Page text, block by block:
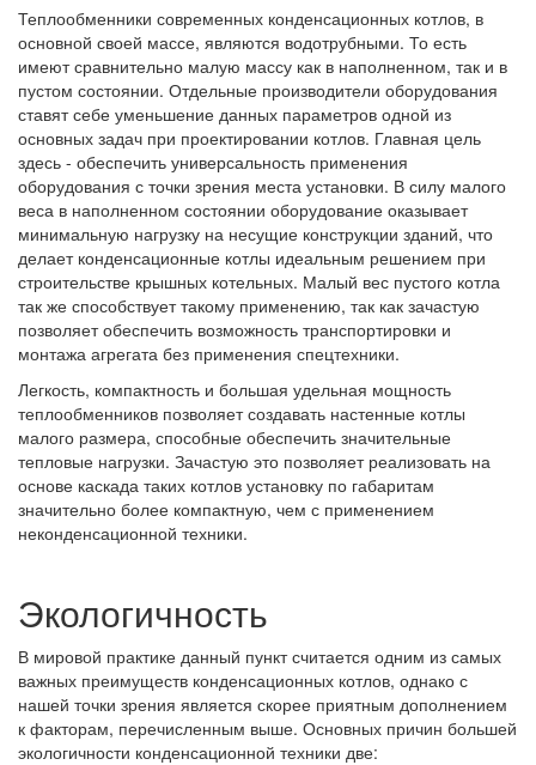
Теплообменники современных конденсационных котлов, в
основной своей массе, являются водотрубными. То есть
имеют сравнительно малую массу как в наполненном, так и в
пустом состоянии. Отдельные производители оборудования
ставят себе уменьшение данных параметров одной из
основных задач при проектировании котлов. Главная цель
здесь - обеспечить универсальность применения
оборудования с точки зрения места установки. В силу малого
веса в наполненном состоянии оборудование оказывает
минимальную нагрузку на несущие конструкции зданий, что
делает конденсационные котлы идеальным решением при
строительстве крышных котельных. Малый вес пустого котла
так же способствует такому применению, так как зачастую
позволяет обеспечить возможность транспортировки и
монтажа агрегата без применения спецтехники.
Легкость, компактность и большая удельная мощность
теплообменников позволяет создавать настенные котлы
малого размера, способные обеспечить значительные
тепловые нагрузки. Зачастую это позволяет реализовать на
основе каскада таких котлов установку по габаритам
значительно более компактную, чем с применением
неконденсационной техники.
Экологичность
В мировой практике данный пункт считается одним из самых
важных преимуществ конденсационных котлов, однако с
нашей точки зрения является скорее приятным дополнением
к факторам, перечисленным выше. Основных причин большей
экологичности конденсационной техники две: